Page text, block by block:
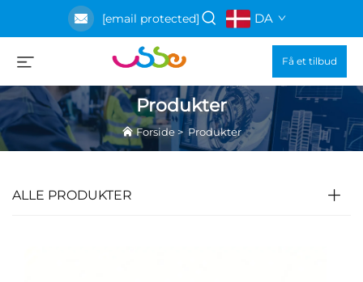
[email protected] DA
Få et tilbud
Produkter
Forside >Produkter
ALLE PRODUKTER